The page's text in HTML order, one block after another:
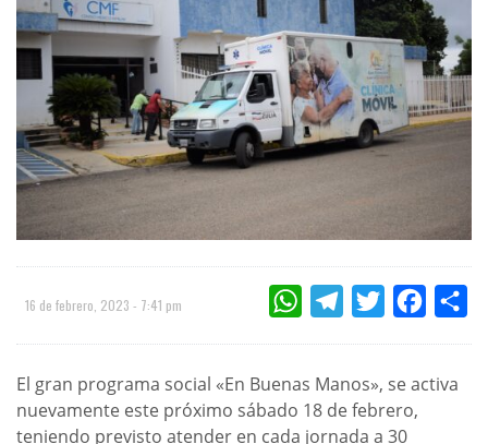
16 de febrero, 2023 - 7:41 pm WHATSAPPTELEGRAMTWITTER
El gran programa social «En Buenas Manos», se activa
nuevamente este próximo sábado 18 de febrero,
teniendo previsto atender en cada jornada a 30